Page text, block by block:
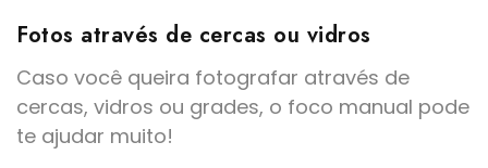
Fotos através de cercas ou vidros
Caso você queira fotografar através de
cercas, vidros ou grades, o foco manual pode
te ajudar muito!